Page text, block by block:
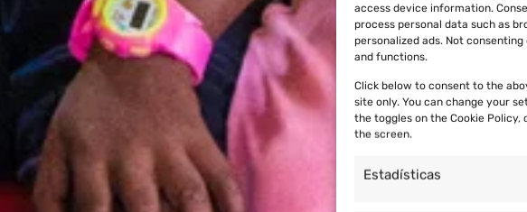
access device information.
process personal data such as
personalized ads. Not
and functions.
Click below to consent to the
site only. You can change your
the toggles on the Cookie
the screen.
Estadísticas